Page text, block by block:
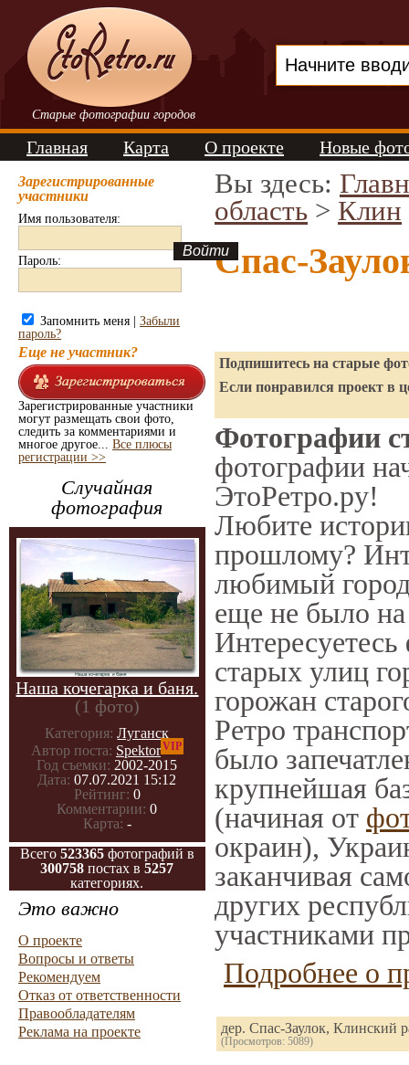
Старые фотографии городов
Главная Карта О проекте Новые
Зарегистрированные
участники
Имя пользователя:
Пароль:
Запомнить меня | Забыли
пароль?
Еще не участник?
Зарегистрированные участники
могут размещать свои фото,
следить за комментариями и
многое другое... Все плюсы
регистрации >>
Случайная
фотография
Наша кочегарка и баня.
(1 фото)
Категория: Луганск
Автор поста: SpektorVIP
Год съемки: 2002-2015
Дата: 07.07.2021 15:12
Рейтинг: 0
Комментарии: 0
Карта: -
Всего 523365 фотографий в
300758 постах в5257
категориях.
Это важно
О проекте
Вопросы и ответы
Рекомендуем
Отказ от ответственности
Правообладателям
Реклама на проекте
Вы здесь:
область > Клин
Спас-
Подпишитесь на старые
Если понравился проект в
Фотографии
фотографии
ЭтоРетро.ру!
Любите
прошлому?
любимый
еще не было на
Интересуетесь
старых улиц
горожан
Ретро
было
крупнейшая
(начиная от
окраин),
заканчивая
других
участниками
Подробнее о
дер. Спас-Заулок, Клинский
(Просмотров: 5089)